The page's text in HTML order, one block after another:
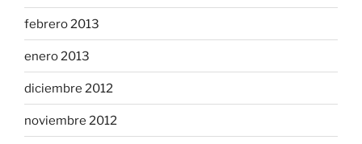
febrero 2013
enero 2013
diciembre 2012
noviembre 2012